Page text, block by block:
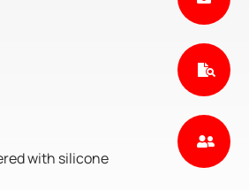
with silicone